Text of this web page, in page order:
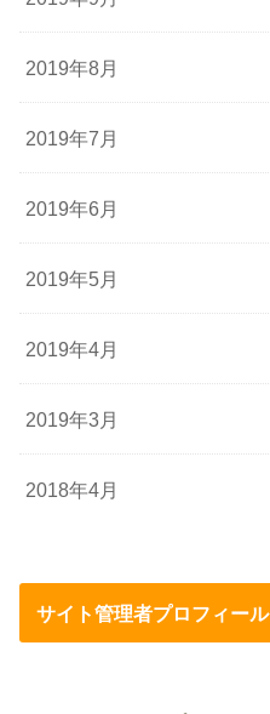
2019年8月
2019年7月
2019年6月
2019年5月
2019年4月
2019年3月
2018年4月
サイト管理者プロフィール